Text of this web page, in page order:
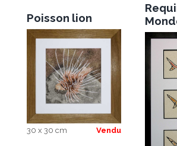
Poisson lion
30 x 30 cm Vendu